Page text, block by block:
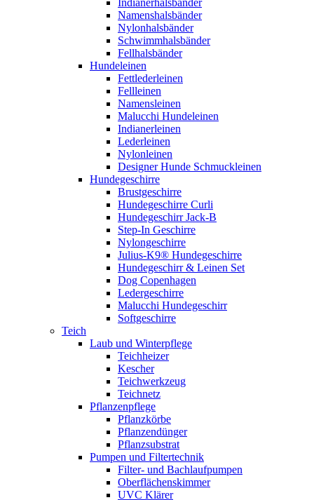
Indianerhalsbänder
Namenshalsbänder
Nylonhalsbänder
Schwimmhalsbänder
Fellhalsbänder
Hundeleinen
Fettlederleinen
Fellleinen
Namensleinen
Malucchi Hundeleinen
Indianerleinen
Lederleinen
Nylonleinen
Designer Hunde Schmuckleinen
Hundegeschirre
Brustgeschirre
Hundegeschirre Curli
Hundegeschirr Jack-B
Step-In Geschirre
Nylongeschirre
Julius-K9® Hundegeschirre
Hundegeschirr & Leinen Set
Dog Copenhagen
Ledergeschirre
Malucchi Hundegeschirr
Softgeschirre
Teich
Laub und Winterpflege
Teichheizer
Kescher
Teichwerkzeug
Teichnetz
Pflanzenpflege
Pflanzkörbe
Pflanzendünger
Pflanzsubstrat
Pumpen und Filtertechnik
Filter- und Bachlaufpumpen
Oberflächenskimmer
UVC Klärer